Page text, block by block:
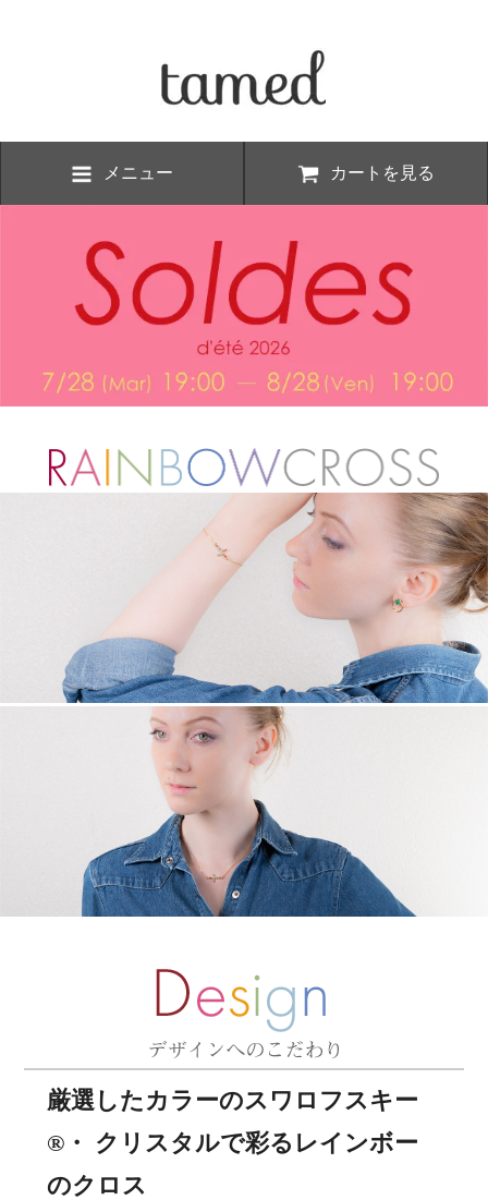
メニュー カートを見る
厳選したカラーのスワロフスキー
®・ クリスタルで彩るレインボー
のクロス